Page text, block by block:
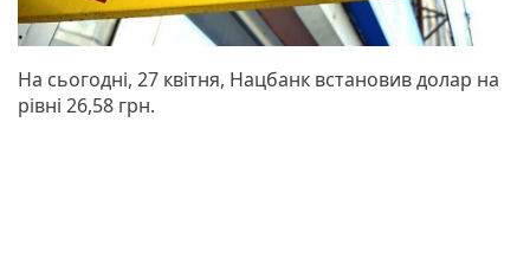
На сьогодні, 27 квітня, Нацбанк встановив долар на
рівні 26,58 грн.